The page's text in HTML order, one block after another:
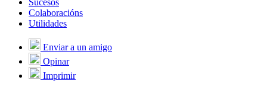
Sucesos
Colaboracións
Utilidades
Enviar a un amigo
Opinar
Imprimir